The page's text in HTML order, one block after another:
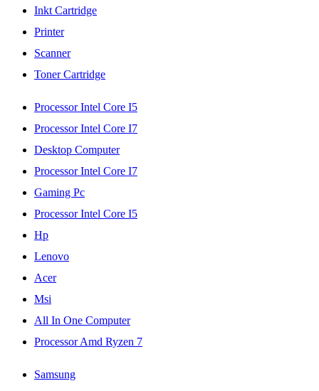
Inkt Cartridge
Printer
Scanner
Toner Cartridge
Processor Intel Core I5
Processor Intel Core I7
Desktop Computer
Processor Intel Core I7
Gaming Pc
Processor Intel Core I5
Hp
Lenovo
Acer
Msi
All In One Computer
Processor Amd Ryzen 7
Samsung